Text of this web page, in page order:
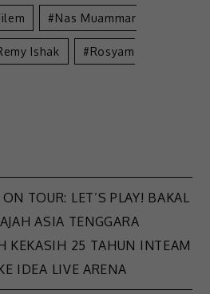
Nas Muammar
Ishak Rosyam
TOUR: LET’S PLAY! BAKAL
ASIA TENGGARA
KEKASIH 25 TAHUN INTEAM
IDEA LIVE ARENA